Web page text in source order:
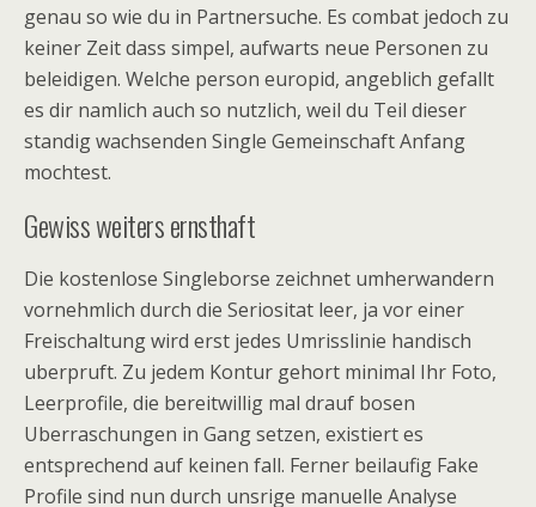
genau so wie du in Partnersuche. Es combat jedoch zu
keiner Zeit dass simpel, aufwarts neue Personen zu
beleidigen. Welche person europid, angeblich gefallt
es dir namlich auch so nutzlich, weil du Teil dieser
standig wachsenden Single Gemeinschaft Anfang
mochtest.
Gewiss weiters ernsthaft
Die kostenlose Singleborse zeichnet umherwandern
vornehmlich durch die Seriositat leer, ja vor einer
Freischaltung wird erst jedes Umrisslinie handisch
uberpruft. Zu jedem Kontur gehort minimal Ihr Foto,
Leerprofile, die bereitwillig mal drauf bosen
Uberraschungen in Gang setzen, existiert es
entsprechend auf keinen fall. Ferner beilaufig Fake
Profile sind nun durch unsrige manuelle Analyse